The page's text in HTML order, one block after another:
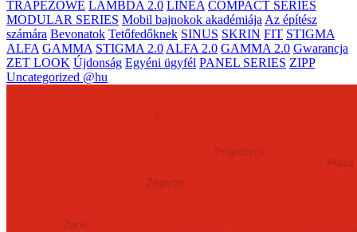
TRAPEZOWE LAMBDA 2.0 LINEA COMPACT SERIES
MODULAR SERIES Mobil bajnokok akadémiája Az építész
számára Bevonatok Tetőfedőknek SINUS SKRIN FIT STIGMA
ALFA GAMMA STIGMA 2.0 ALFA 2.0 GAMMA 2.0 Gwarancja
ZET LOOK Újdonság Egyéni ügyfél PANEL SERIES ZIPP
Uncategorized @hu